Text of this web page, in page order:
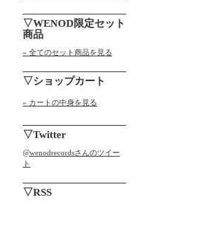
▽WENOD限定セット
商品
» 全てのセット商品を見る
▽ショップカート
» カートの中身を見る
▽Twitter
@wenodrecordsさんのツイー
ト
▽RSS